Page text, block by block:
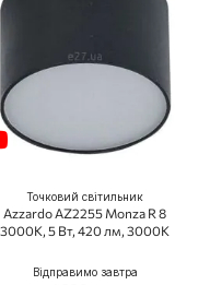
Точковий світильник
Azzardo AZ2255 Monza R 8
3000K, 5 Вт, 420 лм, 3000K
Відправимо завтра